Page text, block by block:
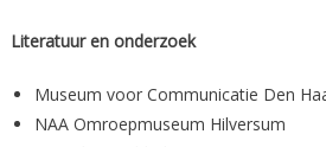
Literatuur en onderzoek
Museum voor Communicatie Den
NAA Omroepmuseum Hilversum